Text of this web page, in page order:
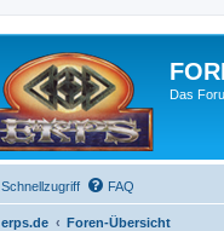
Das
Schnellzugriff FAQ
erps.de Foren-Übersicht